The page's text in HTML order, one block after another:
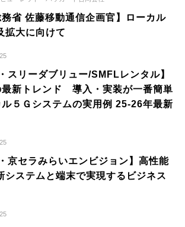
務省 佐藤移動通信企画官】ローカル
拡大に向けて
スリーダブリュー/SMFLレンタル】
最新トレンド 導入・実装が一番簡単
５Ｇシステムの実用例 25-26年最新
京セラみらいエンビジョン】高性能
システムと端末で実現するビジネス